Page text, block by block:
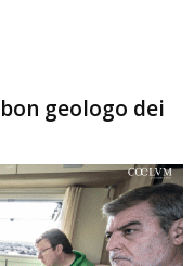
geologo dei